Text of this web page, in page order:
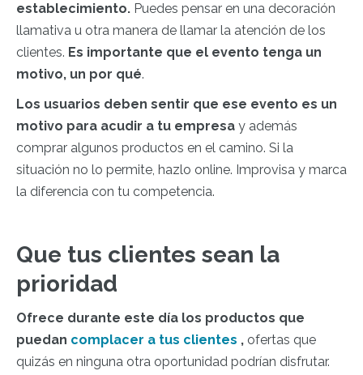
establecimiento. Puedes pensar en una decoración
llamativa u otra manera de llamar la atención de los
clientes. Es importante que el evento tenga un
motivo, un por qué.
Los usuarios deben sentir que ese evento es un
motivo para acudir a tu empresa y además
comprar algunos productos en el camino. Si la
situación no lo permite, hazlo online. Improvisa y marca
la diferencia con tu competencia.
Que tus clientes sean la
prioridad
Ofrece durante este día los productos que
puedan complacer a tus clientes , ofertas que
quizás en ninguna otra oportunidad podrían disfrutar.